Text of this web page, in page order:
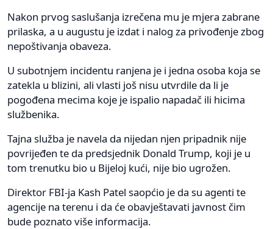
Nakon prvog saslušanja izrečena mu je mjera zabrane
prilaska, a u augustu je izdat i nalog za privođenje zbog
nepoštivanja obaveza.
U subotnjem incidentu ranjena je i jedna osoba koja se
zatekla u blizini, ali vlasti još nisu utvrdile da li je
pogođena mecima koje je ispalio napadač ili hicima
službenika.
Tajna služba je navela da nijedan njen pripadnik nije
povrijeđen te da predsjednik Donald Trump, koji je u
tom trenutku bio u Bijeloj kući, nije bio ugrožen.
Direktor FBI-ja Kash Patel saopćio je da su agenti te
agencije na terenu i da će obavještavati javnost čim
bude poznato više informacija.